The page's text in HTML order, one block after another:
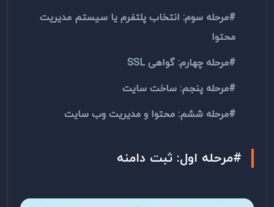
#مرحله سوم: انتخاب پلتفرم یا سیستم مدیریت
محتوا
#مرحله چهارم: گواهیSSL
#مرحله پنجم: ساخت سایت
#مرحله ششم: محتوا و مدیریت وب سایت
#مرحله اول: ثبت دامنه